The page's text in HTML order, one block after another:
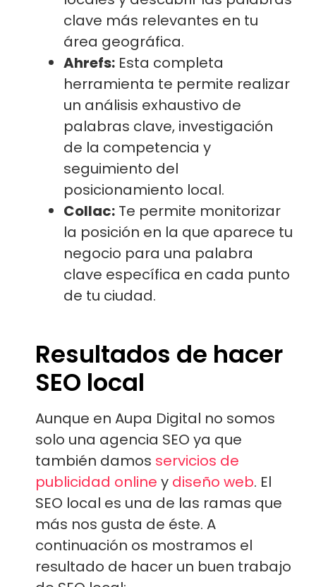
clave más relevantes en tu
área geográfica.
Ahrefs: Esta completa
herramienta te permite realizar
un análisis exhaustivo de
palabras clave, investigación
de la competencia y
seguimiento del
posicionamiento local.
Collac: Te permite monitorizar
la posición en la que aparece tu
negocio para una palabra
clave específica en cada punto
de tu ciudad.
Resultados de hacer
SEO local
Aunque en Aupa Digital no somos
solo una agencia SEO ya que
también damos servicios de
publicidad online y diseño web. El
SEO local es una de las ramas que
más nos gusta de éste. A
continuación os mostramos el
resultado de hacer un buen trabajo